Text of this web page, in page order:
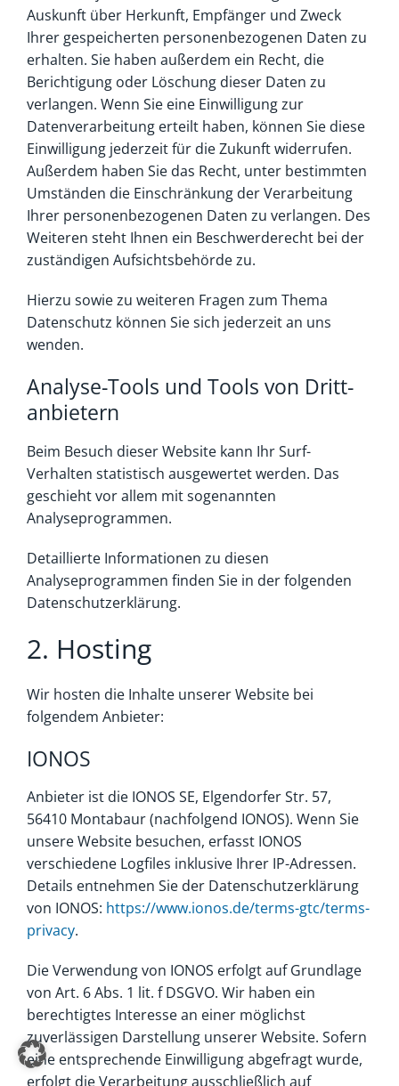
Auskunft über Herkunft, Empfänger und Zweck
Ihrer gespeicherten personenbezogenen Daten zu
erhalten. Sie haben außerdem ein Recht, die
Berichtigung oder Löschung dieser Daten zu
verlangen. Wenn Sie eine Einwilligung zur
Datenverarbeitung erteilt haben, können Sie diese
Einwilligung jederzeit für die Zukunft widerrufen.
Außerdem haben Sie das Recht, unter bestimmten
Umständen die Einschränkung der Verarbeitung
Ihrer personenbezogenen Daten zu verlangen. Des
Weiteren steht Ihnen ein Beschwerderecht bei der
zuständigen Aufsichtsbehörde zu.
Hierzu sowie zu weiteren Fragen zum Thema
Datenschutz können Sie sich jederzeit an uns
wenden.
Analyse-Tools und Tools von Dritt­
anbietern
Beim Besuch dieser Website kann Ihr Surf-
Verhalten statistisch ausgewertet werden. Das
geschieht vor allem mit sogenannten
Analyseprogrammen.
Detaillierte Informationen zu diesen
Analyseprogrammen finden Sie in der folgenden
Datenschutzerklärung.
2. Hosting
Wir hosten die Inhalte unserer Website bei
folgendem Anbieter:
IONOS
Anbieter ist die IONOS SE, Elgendorfer Str. 57,
56410 Montabaur (nachfolgend IONOS). Wenn Sie
unsere Website besuchen, erfasst IONOS
verschiedene Logfiles inklusive Ihrer IP-Adressen.
Details entnehmen Sie der Datenschutzerklärung
von IONOS: https://www.ionos.de/terms-gtc/terms-
privacy.
Die Verwendung von IONOS erfolgt auf Grundlage
von Art. 6 Abs. 1 lit. f DSGVO. Wir haben ein
berechtigtes Interesse an einer möglichst
zuverlässigen Darstellung unserer Website. Sofern
eine entsprechende Einwilligung abgefragt wurde,
erfolgt die Verarbeitung ausschließlich auf